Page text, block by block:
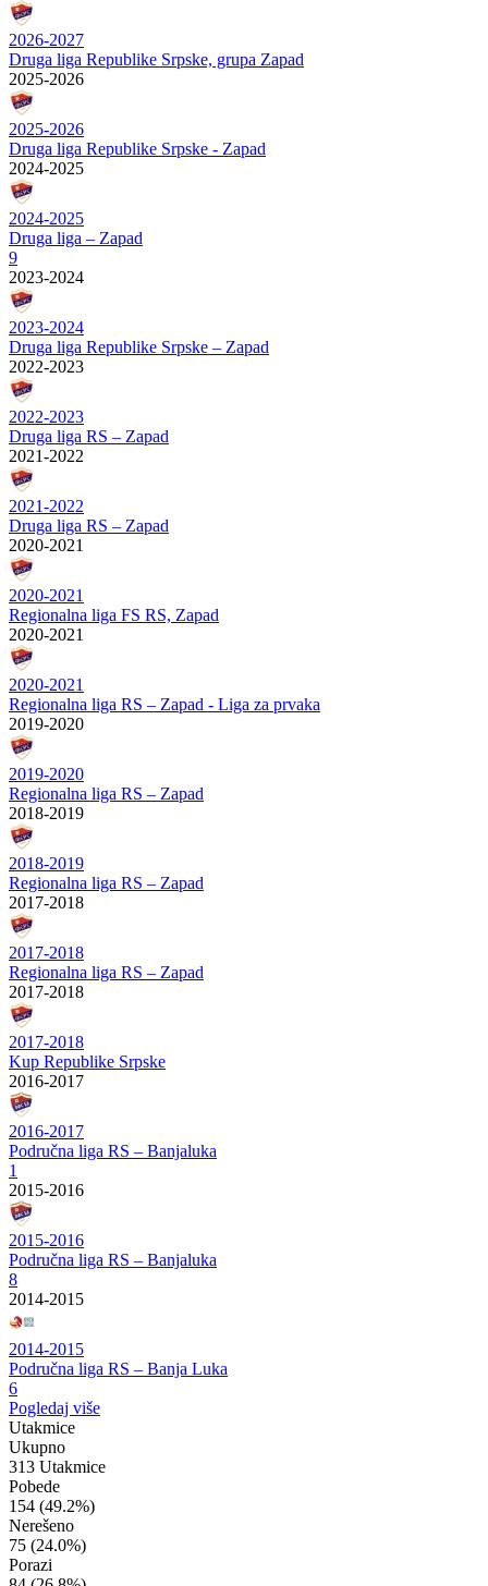
2026-2027
Druga liga Republike Srpske, grupa Zapad
2025-2026
2025-2026
Druga liga Republike Srpske - Zapad
2024-2025
2024-2025
Druga liga – Zapad
9
2023-2024
2023-2024
Druga liga Republike Srpske – Zapad
2022-2023
2022-2023
Druga liga RS – Zapad
2021-2022
2021-2022
Druga liga RS – Zapad
2020-2021
2020-2021
Regionalna liga FS RS, Zapad
2020-2021
2020-2021
Regionalna liga RS – Zapad - Liga za prvaka
2019-2020
2019-2020
Regionalna liga RS – Zapad
2018-2019
2018-2019
Regionalna liga RS – Zapad
2017-2018
2017-2018
Regionalna liga RS – Zapad
2017-2018
2017-2018
Kup Republike Srpske
2016-2017
2016-2017
Područna liga RS – Banjaluka
1
2015-2016
2015-2016
Područna liga RS – Banjaluka
8
2014-2015
2014-2015
Područna liga RS – Banja Luka
6
Pogledaj više
Utakmice
Ukupno
313 Utakmice
Pobede
154 (49.2%)
Nerešeno
75 (24.0%)
Porazi